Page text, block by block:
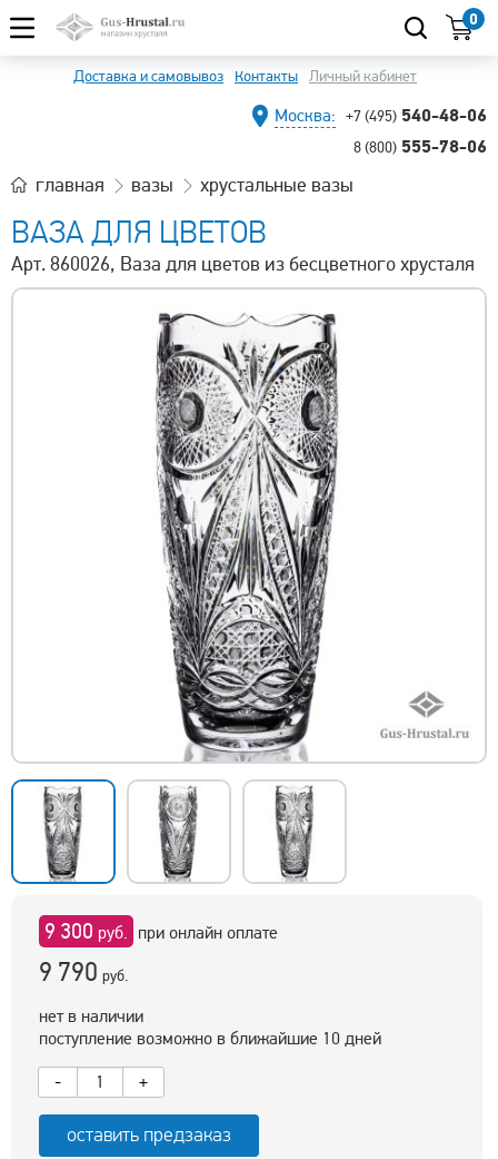
0
Доставка и самовывоз Контакты Личный кабинет
Москва: +7 (495) 540-48-06
8 (800) 555-78-06
главная вазы хрустальные вазы
ВАЗА ДЛЯ ЦВЕТОВ
Арт. 860026, Ваза для цветов из бесцветного хрусталя
9 300 руб. при онлайн оплате
9 790 руб.
нет в наличии
поступление возможно в ближайшие 10 дней
-
+
оставить предзаказ